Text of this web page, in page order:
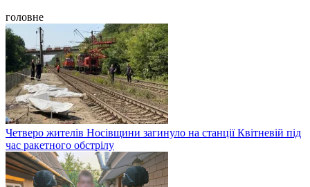
головне
Четверо жителів Носівщини загинуло на станції Квітневій під
час ракетного обстрілу